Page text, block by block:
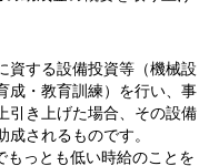
する設備投資等（機械設
成・教育訓練）を行い、事
き上げた場合、その設備
されるものです。
っとも低い時給のことを